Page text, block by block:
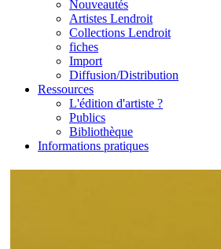
Nouveautés
Artistes Lendroit
Collections Lendroit
fiches
Import
Diffusion/Distribution
Ressources
L'édition d'artiste ?
Publics
Bibliothèque
Informations pratiques